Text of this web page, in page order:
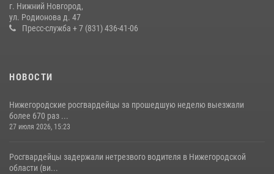
20 июля 2026, 12:26
г. Нижний Новгород,
ул. Родионова д. 47
Пресс-служба + 7 (831) 436-41-06
НОВОСТИ
Нижегородские росгвардейцы за прошедшую неделю выезжали
более 670 раз ...
27 июля 2026, 15:23
Росгвардейцы задержали нетрезвого водителя в Нижегородской
области (ви...